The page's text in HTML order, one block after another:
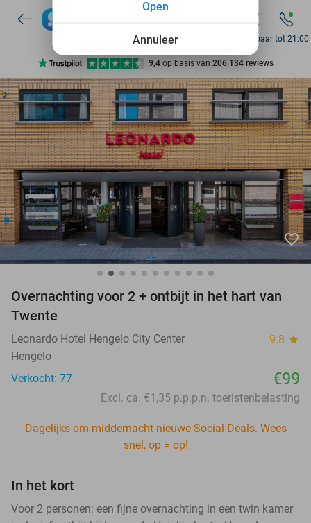
7 dagen per week beschikbaar
10+ miljoen leden
9,4 op basis van 206.134 reviews
Ontdek 15.000+ deals
7 dagen per week beschikbaar
10+ miljoen leden
Bereikbaar tot 21:00
favorite_border
Overnachting voor 2 + ontbijt in het hart van
Twente
Leonardo Hotel Hengelo City Center 9.8 star
Hengelo
Verkocht: 77
€99
Excl. ca. €1,35 p.p.p.n. toeristenbelasting
Dagelijks om middernacht nieuwe Social Deals. Wees
snel, op = op!
In het kort
Voor 2 personen: een fijne overnachting in een twin kamer
Annuleer
Open